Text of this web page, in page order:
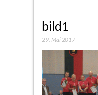
bild1
29. Mai 2017